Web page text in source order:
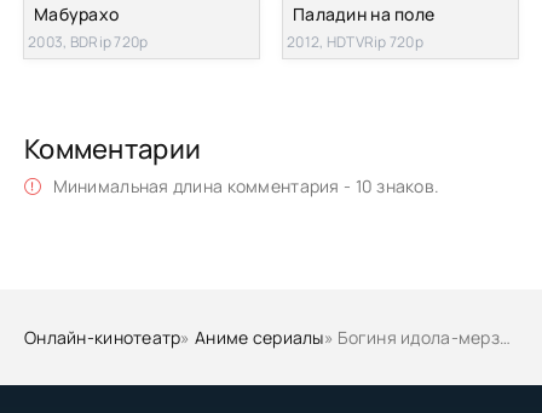
Мабурахо
2003, BDRip 720p
Паладин на поле
2012, HDTVRip 720p
Комментарии
Минимальная длина комментария - 10 знаков.
Онлайн-кинотеатр»Аниме сериалы» Богиня идола-мерзавца